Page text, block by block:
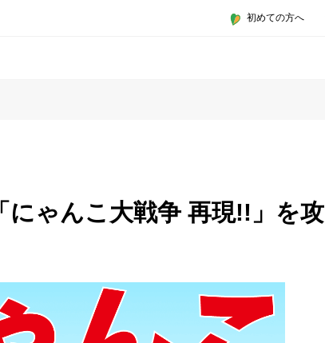
初めての方へ
にゃんこ大戦争 再現!!」を攻